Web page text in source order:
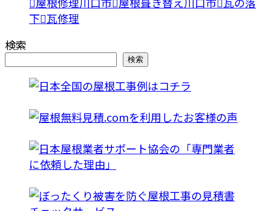
下 瓦修理
検索
検索